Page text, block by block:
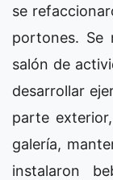
se
portones. Se
salón de
desarrollar
parte
galería,
instalaron